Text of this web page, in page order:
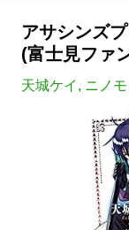
アサシンズ
(富士見ファ
天城ケイ , ニノ